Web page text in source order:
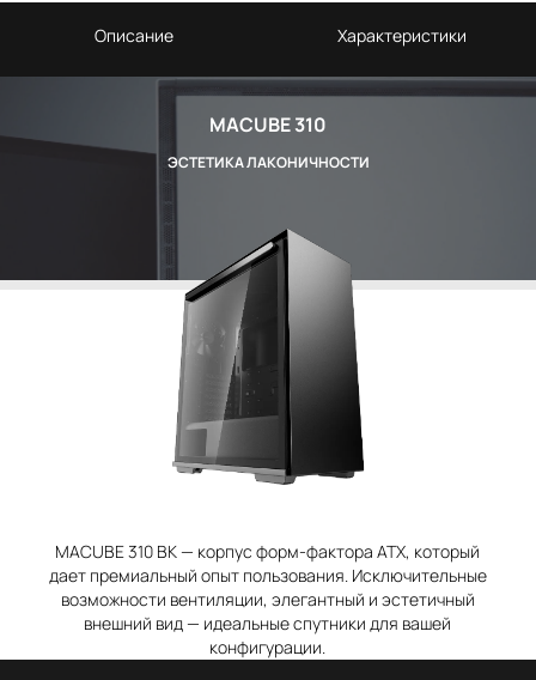
Описание Характеристики
MACUBE 310
ЭСТЕТИКА ЛАКОНИЧНОСТИ
MACUBE 310 BK — корпус форм-фактора ATX, который
дает премиальный опыт пользования. Исключительные
возможности вентиляции, элегантный и эстетичный
внешний вид — идеальные спутники для вашей
конфигурации.